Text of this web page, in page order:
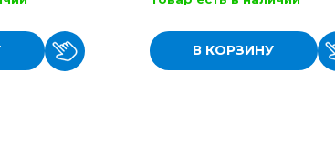
В КОРЗИНУ